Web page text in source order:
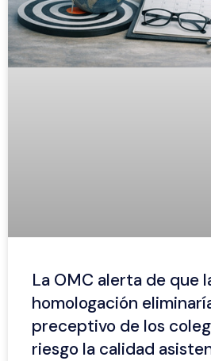
La OMC alerta de que
homologación
preceptivo de los
riesgo la calidad